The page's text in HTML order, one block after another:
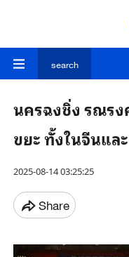
search
นครฉงชิ่ง รณรง
ขยะ ทั้งในจีนแล
2025-08-14 03:25:25
Share